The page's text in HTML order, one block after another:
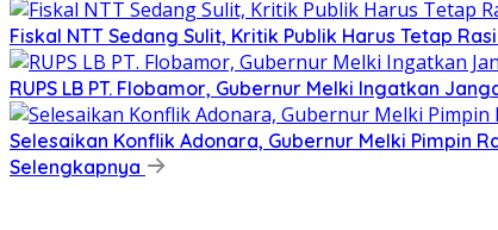
Fiskal NTT Sedang Sulit, Kritik Publik Harus Tetap
RUPS LB PT. Flobamor, Gubernur Melki Ingatkan
Selesaikan Konflik Adonara, Gubernur Melki Pimpin
Selengkapnya